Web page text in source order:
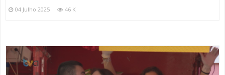
04 Julho 2025 46 K